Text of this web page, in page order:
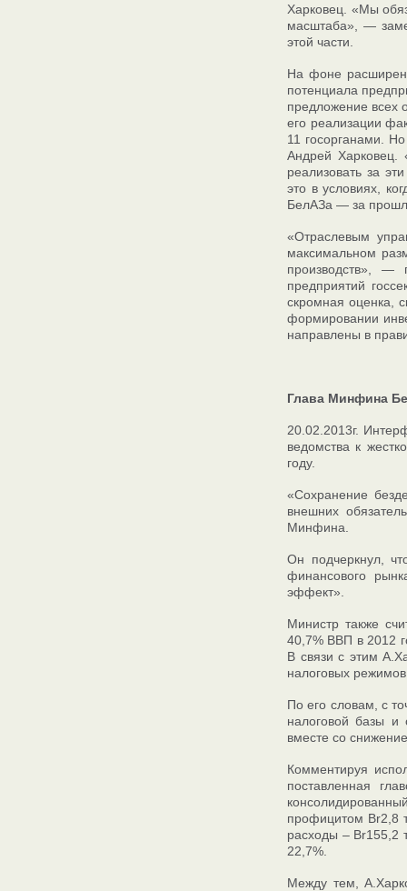
Харковец. «Мы
масштаба», —
этой части.
На фоне
потенциала
предложение всех
его реализации
11 госорганами.
Андрей
реализовать за
это в условиях,
БелАЗа — за
«Отраслевым
максимальном
производств», —
предприятий
скромная оценка,
формировании
направлены в
Глава Минфина
20.02.2013г.
ведомства к
году.
«Сохранение
внешних
Минфина.
Он подчеркнул,
финансового
эффект».
Министр также
40,7% ВВП в 2012
В связи с этим
налоговых
По его словам, с
налоговой базы и
вместе со
Комментируя
поставленная
профицитом Br2,8
расходы – Br155,2
22,7%.
Между тем,